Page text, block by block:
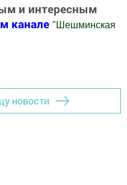
и интересным
канале " Шешминская
новости